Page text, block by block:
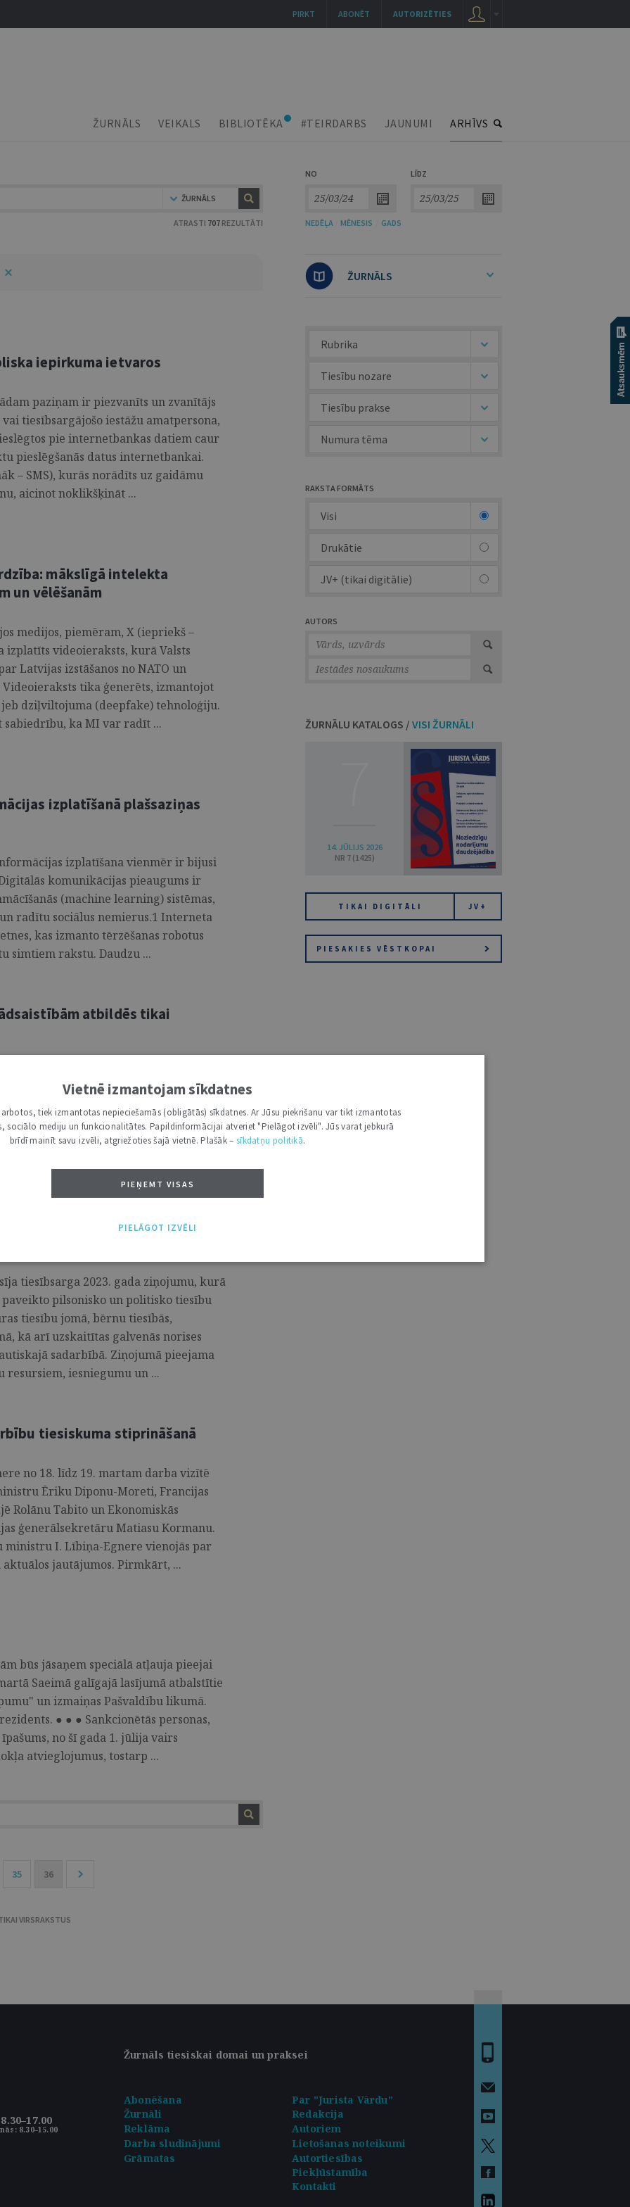
ŽURNĀLS VEIKALS BIBLIOTĒKA #TEIRDARBS JAUNUMI ARHĪVS
ŽURNĀLS
ATRASTI 707 REZULTĀTI
NO LĪDZ
NEDĒĻA MĒNESIS GADS
iepirkuma ietvaros
paziņam ir piezvanīts un zvanītājs
tiesībsargājošo iestāžu amatpersona,
pie internetbankas datiem caur
pieslēgšanās datus internetbankai.
– SMS), kurās norādīts uz gaidāmu
aicinot noklikšķināt ...
mākslīgā intelekta
un vēlēšanām
medijos, piemēram, X (iepriekš –
izplatīts videoieraksts, kurā Valsts
Latvijas izstāšanos no NATO un
Videoieraksts tika ģenerēts, izmantojot
dziļviltojuma (deepfake) tehnoloģiju.
ka MI var radīt ...
izplatīšanā plašsaziņas
izplatīšana vienmēr ir bijusi
komunikācijas pieaugums ir
(machine learning) sistēmas,
radītu sociālus nemierus.1 Interneta
kas izmanto tērzēšanas robotus
simtiem rakstu. Daudzu ...
atbildēs tikai
tostarp ieviešot skaidrāku
21. martā galīgajā lasījumā
Notariāta likumā. Kā atzīmē
bieži vien bija gadījumi, kad
pārņēmēji (mantinieki) dažādu
nepabeidz to vai nav noskaidrojami.
uzklausa Saeimā
tiesībsarga 2023. gada ziņojumu, kurā
pilsonisko un politisko tiesību
tiesību jomā, bērnu tiesībās,
kā arī uzskaitītas galvenās norises
sadarbībā. Ziņojumā pieejama
iesniegumu un ...
tiesiskuma stiprināšanā
no 18. līdz 19. martam darba vizītē
Ēriku Diponu-Moreti, Francijas
Rolānu Tabito un Ekonomiskās
ģenerālsekretāru Matiasu Kormanu.
ministru I. Lībiņa-Egnere vienojās par
jautājumos. Pirmkārt, ...
būs jāsaņem speciālā atļauja pieejai
Saeimā galīgajā lasījumā atbalstītie
un izmaiņas Pašvaldību likumā.
● ● ● Sankcionētās personas,
no šī gada 1. jūlija vairs
atvieglojumus, tostarp ...
35 36
VIRSRAKSTUS
ŽURNĀLS
Rubrika
Tiesību nozare
Tiesību prakse
Numura tēma
RAKSTA FORMĀTS
Visi
Drukātie
JV+ (tikai digitālie)
AUTORS
ŽURNĀLU KATALOGS / VISI ŽURNĀLI
14. JŪLIJS 2026
NR 7 (1425)
TIKAI DIGITĀLI JV+
PIESAKIES VĒSTKOPAI
Žurnāls tiesiskai domai un praksei
8.30–15.00
Abonēšana
Par "Jurista Vārdu"
Žurnāli
Redakcija
Reklāma
Autoriem
Darba sludinājumi
Lietošanas noteikumi
Grāmatas
Autortiesības
Piekļūstamība
Kontakti
AUTORIZĒTIES
ABONĒT
PIRKT
Vietnē izmantojam sīkdatnes
tiek izmantotas nepieciešamās (obligātās) sīkdatnes. Ar Jūsu piekrišanu var tikt izmantotas
sociālo mediju un funkcionalitātes. Papildinformācijai atveriet "Pielāgot izvēli". Jūs varat jebkurā
brīdī mainīt savu izvēli, atgriežoties šajā vietnē. Plašāk – sīkdatņu politikā.
PIEŅEMT VISAS
PIELĀGOT IZVĒLI